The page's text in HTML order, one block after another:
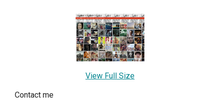
View Full Size
Contact me